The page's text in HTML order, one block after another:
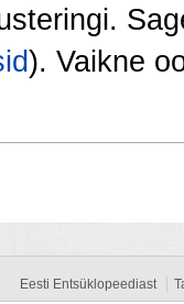
). Vaikne
Eesti Entsüklopeediast